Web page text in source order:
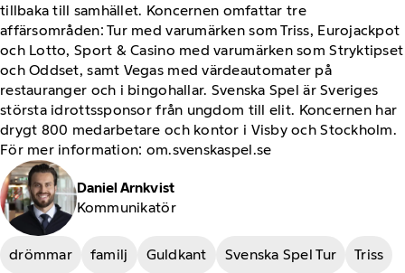
tillbaka till samhället. Koncernen omfattar tre
affärsområden: Tur med varumärken som Triss, Eurojackpot
och Lotto, Sport & Casino med varumärken som Stryktipset
och Oddset, samt Vegas med värdeautomater på
restauranger och i bingohallar. Svenska Spel är Sveriges
största idrottssponsor från ungdom till elit. Koncernen har
drygt 800 medarbetare och kontor i Visby och Stockholm.
För mer information: om.svenskaspel.se
Kommunikatör
Daniel Arnkvist
drömmar familj Guldkant Svenska Spel Tur Triss